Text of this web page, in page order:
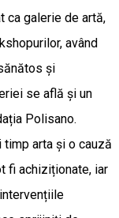
ca galerie de artă,
având
și
se află și un
Polisano.
timp arta și o cauză
fi achiziționate, iar